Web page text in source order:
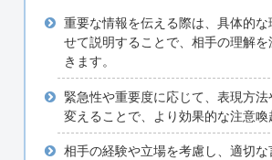
重要な情報を伝える際は、具体的
せて説明することで、相手の理解
きます。
緊急性や重要度に応じて、表現方
変えることで、より効果的な注意喚
相手の経験や立場を考慮し、適切な